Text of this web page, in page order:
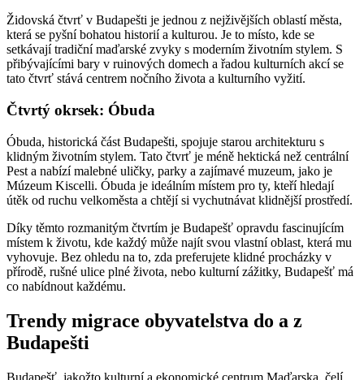
Židovská čtvrť v Budapešti je jednou z nejživějších oblastí města,
která se pyšní bohatou historií a kulturou. Je to místo, kde se
setkávají tradiční maďarské zvyky s moderním životním stylem. S
přibývajícími bary v ruinových domech a řadou kulturních akcí se
tato čtvrť stává centrem nočního života a kulturního vyžití.
Čtvrtý okrsek: Óbuda
Óbuda, historická část Budapešti, spojuje starou architekturu s
klidným životním stylem. Tato čtvrť je méně hektická než centrální
Pest a nabízí malebné uličky, parky a zajímavé muzeum, jako je
Múzeum Kiscelli. Óbuda je ideálním místem pro ty, kteří hledají
útěk od ruchu velkoměsta a chtějí si vychutnávat klidnější prostředí.
Díky těmto rozmanitým čtvrtím je Budapešť opravdu fascinujícím
místem k životu, kde každý může najít svou vlastní oblast, která mu
vyhovuje. Bez ohledu na to, zda preferujete klidné procházky v
přírodě, rušné ulice plné života, nebo kulturní zážitky, Budapešť má
co nabídnout každému.
Trendy migrace obyvatelstva do a z
Budapešti
Budapešť, jakožto kulturní a ekonomické centrum Maďarska, čelí